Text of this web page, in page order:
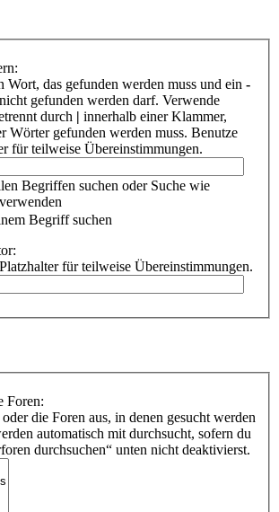
Wort, das gefunden werden muss und ein -
gefunden werden darf. Verwende
durch | innerhalb einer Klammer,
Wörter gefunden werden muss. Benutze
für teilweise Übereinstimmungen.
Begriffen suchen oder Suche wie
Begriff suchen
für teilweise Übereinstimmungen.
Foren:
die Foren aus, in denen gesucht werden
automatisch mit durchsucht, sofern du
durchsuchen“ unten nicht deaktivierst.